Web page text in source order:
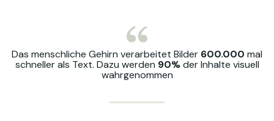
Das menschliche Gehirn verarbeitet Bilder 600.000 mal
schneller als Text. Dazu werden 90%der Inhalte visuell
wahrgenommen